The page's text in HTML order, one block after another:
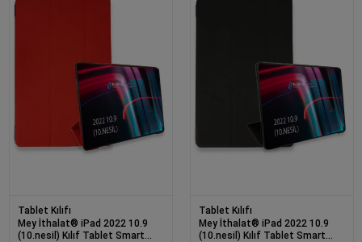
Tablet Kılıfı
Mey İthalat® iPad 2022 10.9
(10.nesil) Kılıf Tablet Smart
Tablet Kılıfı
Mey İthalat® iPad 2022 10.9
(10.nesil) Kılıf Tablet Smart